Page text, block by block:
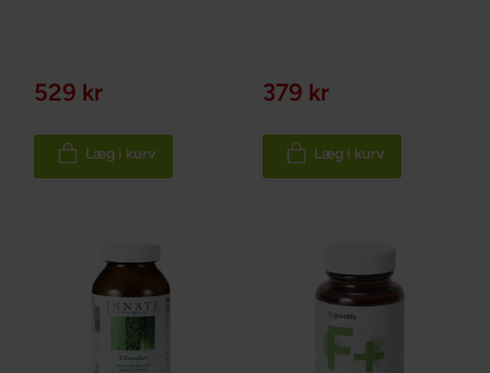
529 kr
Læg i kurv
379 kr
Læg i kurv